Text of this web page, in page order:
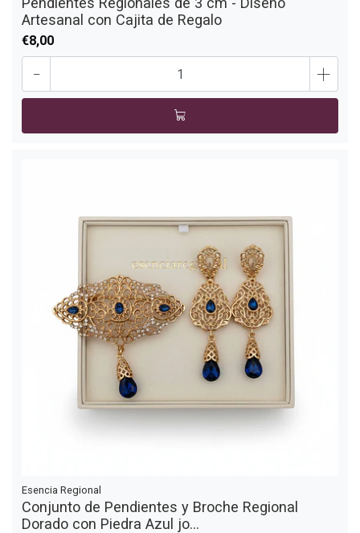
Artesanal con Cajita de Regalo
€8,00
- +
Esencia Regional
Conjunto de Pendientes y Broche Regional
Dorado con Piedra Azul jo...